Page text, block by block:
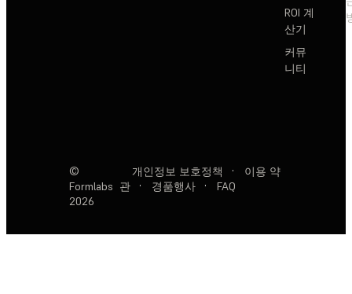
ROI 계
산기
커뮤
니티
©
Formlabs
2026
개인정보 보호정책 ·
이용 약
관
· 경품행사 · FAQ